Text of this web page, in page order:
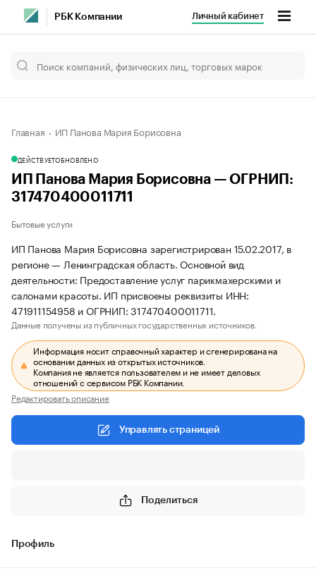
РБК Компании Личный кабинет
Главная ИП Панова Мария Борисовна
ДЕЙСТВУЕТОБНОВЛЕНО
ИП Панова Мария Борисовна — ОГРНИП:
317470400011711
Бытовые услуги
ИП Панова Мария Борисовна зарегистрирован 15.02.2017, в
регионе — Ленинградская область. Основной вид
деятельности: Предоставление услуг парикмахерскими и
салонами красоты. ИП присвоены реквизиты ИНН:
471911154958 и ОГРНИП: 317470400011711.
Данные получены из публичных государственных источников.
Информация носит справочный характер и сгенерирована на
основании данных из открытых источников.
Компания не является пользователем и не имеет деловых
отношений с сервисом РБК Компании.
Редактировать описание
Управлять страницей
Поделиться
Профиль